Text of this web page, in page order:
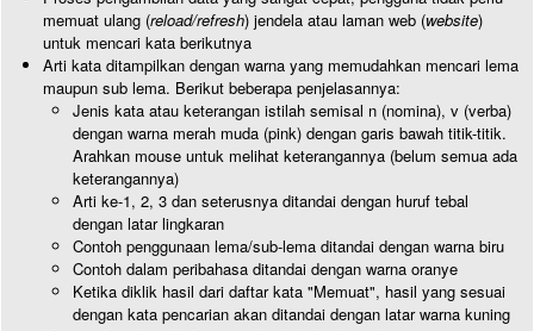
memuat ulang (reload/refresh) jendela atau laman web (website)
untuk mencari kata berikutnya
Arti kata ditampilkan dengan warna yang memudahkan mencari lema
maupun sub lema. Berikut beberapa penjelasannya:
Jenis kata atau keterangan istilah semisal n (nomina), v (verba)
dengan warna merah muda (pink) dengan garis bawah titik-titik.
Arahkan mouse untuk melihat keterangannya (belum semua ada
keterangannya)
Arti ke-1, 2, 3 dan seterusnya ditandai dengan huruf tebal
dengan latar lingkaran
Contoh penggunaan lema/sub-lema ditandai dengan warna biru
Contoh dalam peribahasa ditandai dengan warna oranye
Ketika diklik hasil dari daftar kata "Memuat", hasil yang sesuai
dengan kata pencarian akan ditandai dengan latar warna kuning